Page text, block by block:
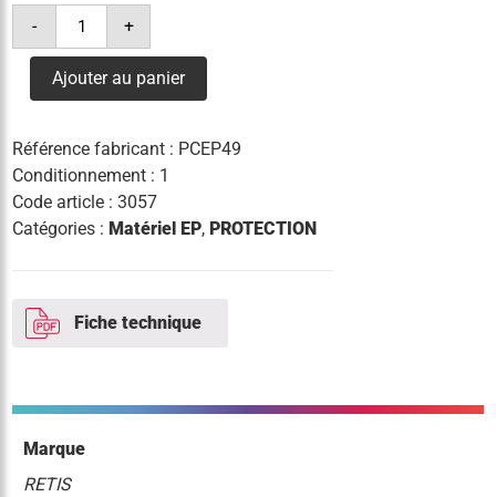
-
quantité
protection
2
pieds
1m
+
Ajouter au panier
Référence fabricant : PCEP49
Conditionnement : 1
Code article :3057
Catégories : Matériel EP, PROTECTION
Fiche technique
Marque
RETIS